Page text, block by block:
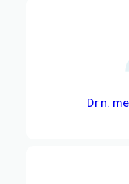
Dr n.